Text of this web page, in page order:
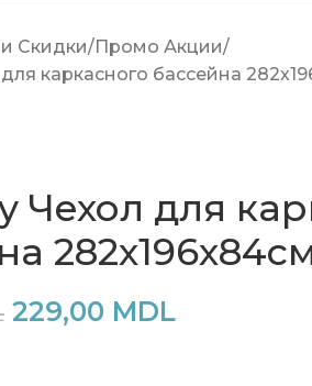
Скидки Промо Акции
каркасного бассейна
Чехол для
229,00 MDL